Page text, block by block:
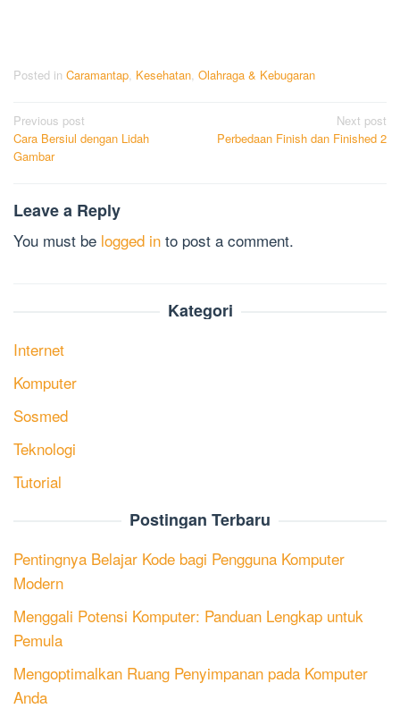
Posted in Caramantap, Kesehatan, Olahraga & Kebugaran
Post
navigation
Previous post
Cara Bersiul dengan Lidah
Gambar
Next post
Perbedaan Finish dan Finished 2
Leave a Reply
You must be logged in to post a comment.
Kategori
Internet
Komputer
Sosmed
Teknologi
Tutorial
Postingan Terbaru
Pentingnya Belajar Kode bagi Pengguna Komputer
Modern
Menggali Potensi Komputer: Panduan Lengkap untuk
Pemula
Mengoptimalkan Ruang Penyimpanan pada Komputer
Anda